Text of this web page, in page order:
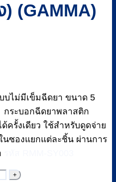
) (GAMMA)
บไม่มีเข็มฉีดยา ขนาด 5
กระบอกฉีดยาพลาสติก
ครั้งเดียว ใช้สำหรับดูดจ่าย
นซองแยกแต่ละชิ้น ผ่านการ